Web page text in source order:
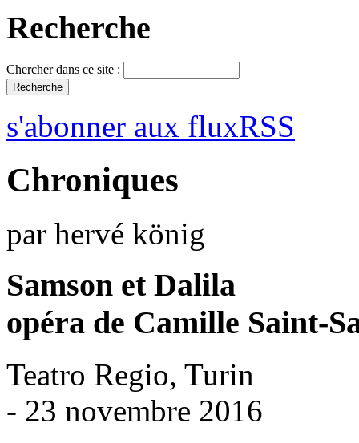
Recherche
Chercher dans ce site :
s'abonner aux fluxRSS
Chroniques
par hervé könig
Samson et Dalila
opéra de Camille Saint-
Teatro Regio, Turin
- 23 novembre 2016